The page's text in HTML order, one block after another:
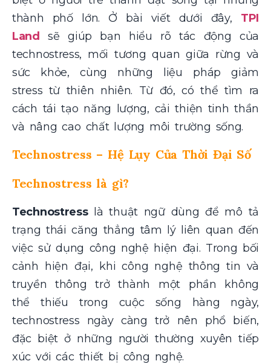
thành phố lớn. Ở bài viết dưới đây, TPI
Land sẽ giúp bạn hiểu rõ tác động của
technostress, mối tương quan giữa rừng và
sức khỏe, cùng những liệu pháp giảm
stress từ thiên nhiên. Từ đó, có thể tìm ra
cách tái tạo năng lượng, cải thiện tinh thần
và nâng cao chất lượng môi trường sống.
Technostress – Hệ Lụy Của Thời Đại Số
Technostress là gì?
Technostresslà thuật ngữ dùng để mô tả
trạng thái căng thẳng tâm lý liên quan đến
việc sử dụng công nghệ hiện đại. Trong bối
cảnh hiện đại, khi công nghệ thông tin và
truyền thông trở thành một phần không
thể thiếu trong cuộc sống hàng ngày,
technostress ngày càng trở nên phổ biến,
đặc biệt ở những người thường xuyên tiếp
xúc với các thiết bị công nghệ.